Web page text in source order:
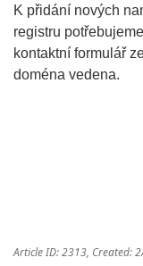
K přidání nových
registru
kontaktní formulář
doména vedena.
Article ID: 2313, Created: